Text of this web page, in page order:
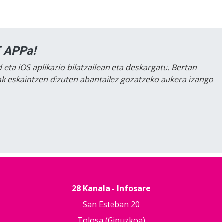
APPa!
iOS aplikazio bilatzailean eta deskargatu. Bertan
eskaintzen dizuten abantailez gozatzeko aukera izango
28 Kanala - Infosare
San Esteban 20